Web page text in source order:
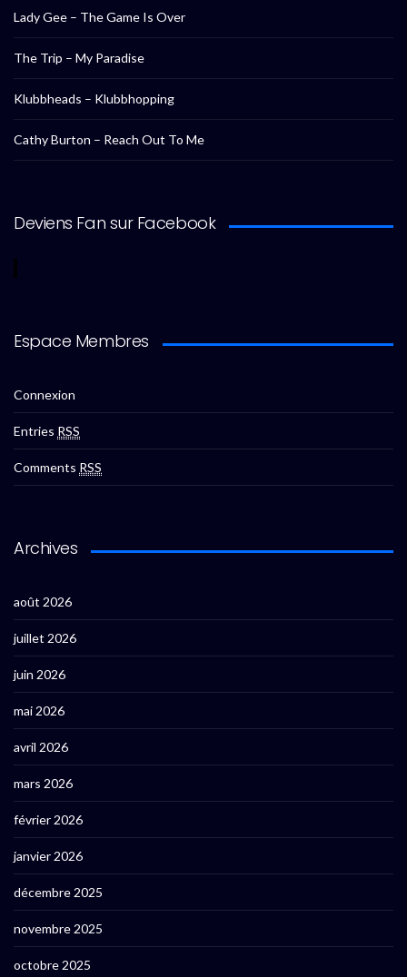
Lady Gee – The Game Is Over
The Trip – My Paradise
Klubbheads – Klubbhopping
Cathy Burton – Reach Out To Me
Deviens Fan sur Facebook
Espace Membres
Connexion
Entries RSS
Comments RSS
Archives
août 2026
juillet 2026
juin 2026
mai 2026
avril 2026
mars 2026
février 2026
janvier 2026
décembre 2025
novembre 2025
octobre 2025